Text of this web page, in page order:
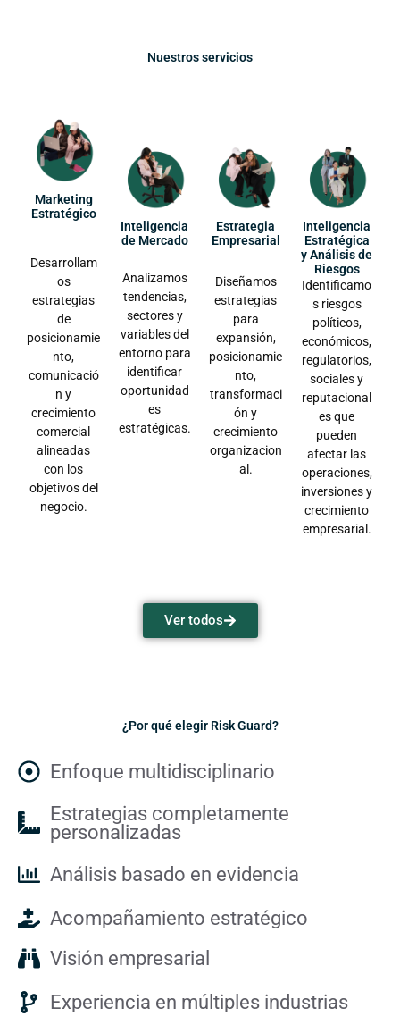
Nuestros servicios
Marketing
Estratégico
Desarrollam
os
estrategias
de
posicionamie
nto,
comunicació
n y
crecimiento
comercial
alineadas
con los
objetivos del
negocio.
Inteligencia
de Mercado
Analizamos
tendencias,
sectores y
variables del
entorno para
identificar
oportunidad
es
estratégicas.
Estrategia
Empresarial
Diseñamos
estrategias
para
expansión,
posicionamie
nto,
transformaci
ón y
crecimiento
organizacion
al.
Inteligencia
Estratégica
y Análisis de
Riesgos
Identificamo
s riesgos
políticos,
económicos,
regulatorios,
sociales y
reputacional
es que
pueden
afectar las
operaciones,
inversiones y
crecimiento
empresarial.
Ver todos
¿Por qué elegir Risk Guard?
Enfoque multidisciplinario
Estrategias completamente
personalizadas
Análisis basado en evidencia
Acompañamiento estratégico
Visión empresarial
Experiencia en múltiples industrias